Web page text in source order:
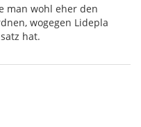
man wohl eher den
wogegen Lidepla
hat.